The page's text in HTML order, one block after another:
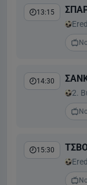
13:15
14:30
2.
15:30